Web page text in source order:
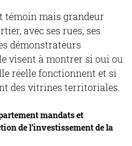
témoin mais grandeur
avec ses rues, ses
démonstrateurs
visent à montrer si oui ou
réelle fonctionnent et si
des vitrines territoriales.
mandats et
de l’investissement de la